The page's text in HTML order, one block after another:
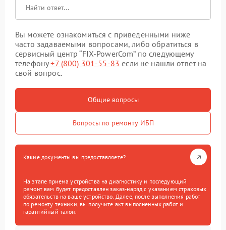
Вы можете ознакомиться с приведенными ниже
часто задаваемыми вопросами, либо обратиться в
сервисный центр “FIX-PowerCom” по следующему
телефону+7 (800) 301-55-83 если не нашли ответ на
свой вопрос.
Общие вопросы
Вопросы по ремонту ИБП
Какие документы вы предоставляете?
На этапе приема устройства на диагностику и последующий
ремонт вам будет предоставлен заказ-наряд с указанием страховых
обязательств на ваше устройство. Далее, после выполнения работ
по ремонту техники, вы получите акт выполненных работ и
гарантийный талон.